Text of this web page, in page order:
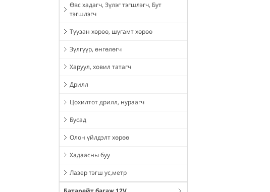
Өвс хадагч, Зүлэг тэгшлэгч, Бут
тэгшлэгч
Туузан хөрөө, шугамт хөрөө
Зүлгүүр, өнгөлөгч
Харуул, ховил татагч
Дрилл
Цохилтот дрилл, нураагч
Бусад
Олон үйлдэлт хөрөө
Хадаасны буу
Лазер тэгш ус,метр